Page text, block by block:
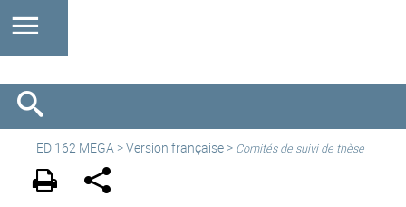
ED 162 MEGA >Version française > Comités de suivi de thèse